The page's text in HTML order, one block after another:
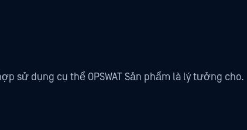
sử dụng cụ thể OPSWAT Sản phẩm là lý tưởng cho.